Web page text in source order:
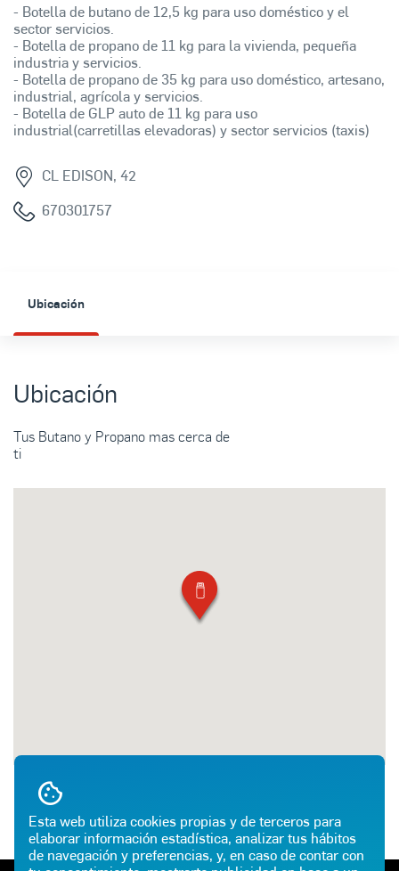
Esta web utiliza cookies propias y de terceros para
elaborar información estadística, analizar tus hábitos
de navegación y preferencias, y, en caso de contar con
- Botella de butano de 12,5 kg para uso doméstico y el
sector servicios.
- Botella de propano de 11 kg para la vivienda, pequeña
industria y servicios.
- Botella de propano de 35 kg para uso doméstico, artesano,
industrial, agrícola y servicios.
- Botella de GLP auto de 11 kg para uso
industrial(carretillas elevadoras) y sector servicios (taxis)
CL EDISON, 42
670301757
Ubicación
Ubicación
Tus Butano y Propano mas cerca de
ti